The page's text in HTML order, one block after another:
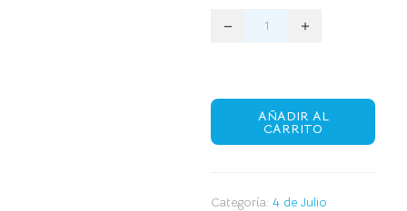
AÑADIR AL
CARRITO
Categoría:4 de Julio